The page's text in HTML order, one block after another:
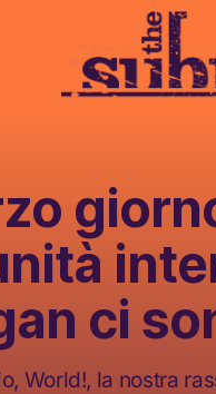
ci
World!, la nostra